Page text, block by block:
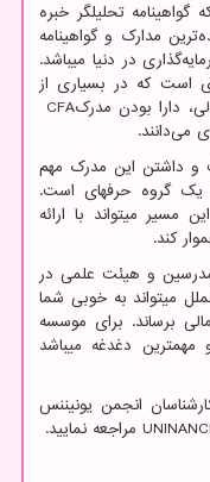
تحلیلگر خبره
مدارک و گواهینامه
در دنیا می­باشد.
است که در بسیاری از
دارا بودن مدرکCFA
می‌دانند.
و داشتن این مدرک مهم
یک گروه حرفه­ای است.
مسیر می­تواند با ارائه
کند.
و هیئت علمی در
می­تواند به خوبی شما
برساند. برای موسسه
دغدغه می­باشد
انجمن یونیننس
مراجعه نمایید.